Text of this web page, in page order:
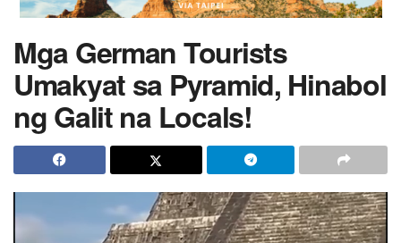
Mga German Tourists
Umakyat sa Pyramid, Hinabol
ng Galit na Locals!